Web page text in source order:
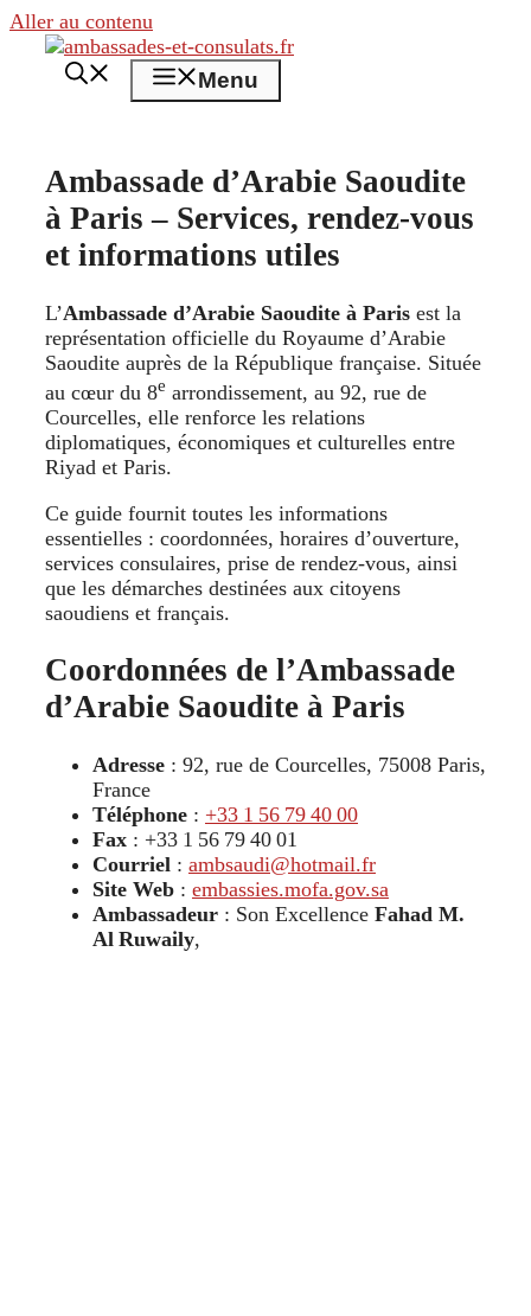
Aller au contenu
Menu
Ambassade d’Arabie Saoudite
à Paris – Services, rendez‑vous
et informations utiles
L’Ambassade d’Arabie Saoudite à Paris est la
représentation officielle du Royaume d’Arabie
Saoudite auprès de la République française. Située
au cœur du 8e arrondissement, au 92, rue de
Courcelles, elle renforce les relations
diplomatiques, économiques et culturelles entre
Riyad et Paris.
Ce guide fournit toutes les informations
essentielles : coordonnées, horaires d’ouverture,
services consulaires, prise de rendez-vous, ainsi
que les démarches destinées aux citoyens
saoudiens et français.
Coordonnées de l’Ambassade
d’Arabie Saoudite à Paris
Adresse : 92, rue de Courcelles, 75008 Paris,
France
Téléphone : +33 1 56 79 40 00
Fax : +33 1 56 79 40 01
Courriel : ambsaudi@hotmail.fr
Site Web : embassies.mofa.gov.sa
Ambassadeur : Son Excellence Fahad M.
Al Ruwaily,